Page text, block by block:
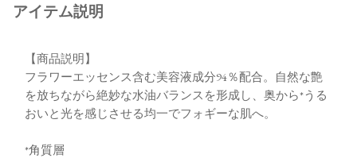
アイテム説明
【商品説明】
フラワーエッセンス含む美容液成分94％配合。自然な艶
を放ちながら絶妙な水油バランスを形成し、奥から*うる
おいと光を感じさせる均一でフォギーな肌へ。
*角質層